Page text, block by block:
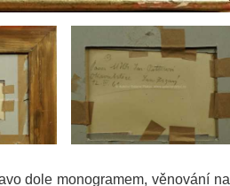
dole monogramem, věnování na